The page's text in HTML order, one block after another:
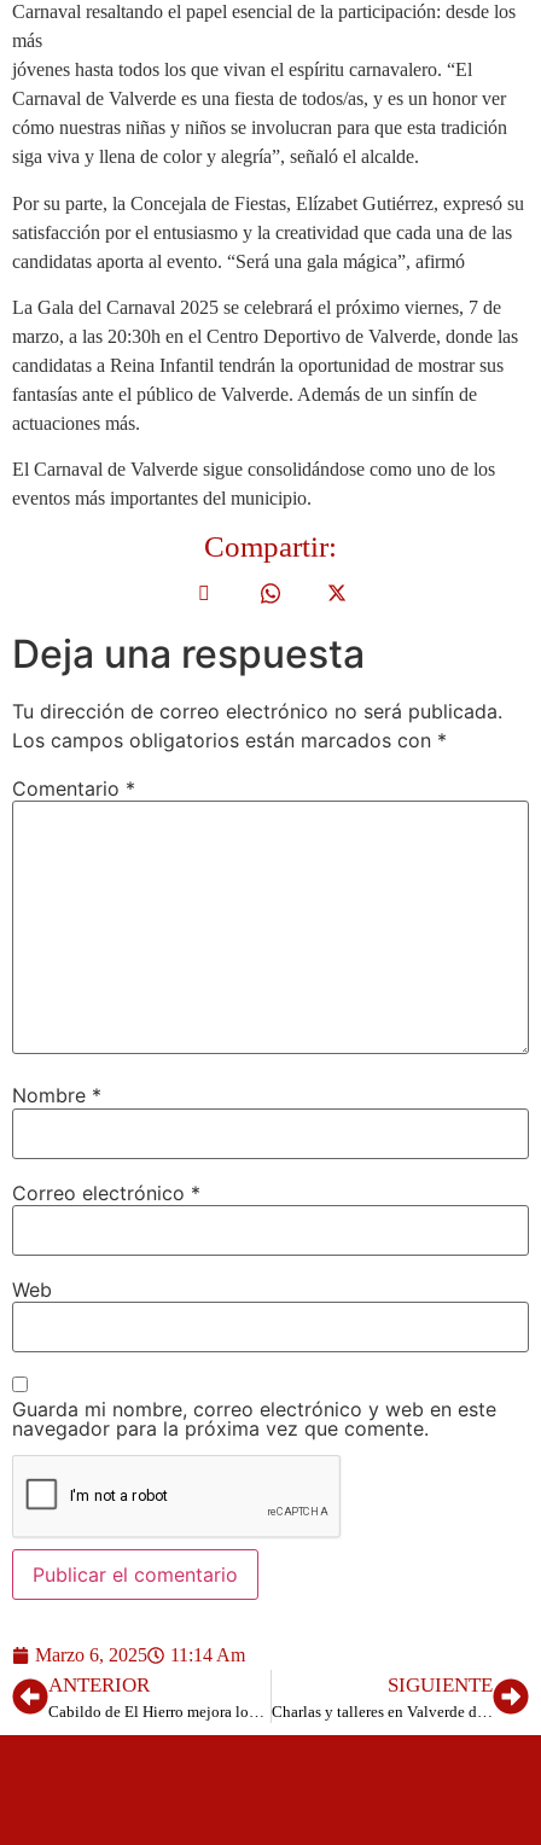
Carnaval resaltando el papel esencial de la participación: desde los
más
jóvenes hasta todos los que vivan el espíritu carnavalero. “El
Carnaval de Valverde es una fiesta de todos/as, y es un honor ver
cómo nuestras niñas y niños se involucran para que esta tradición
siga viva y llena de color y alegría”, señaló el alcalde.
Por su parte, la Concejala de Fiestas, Elízabet Gutiérrez, expresó su
satisfacción por el entusiasmo y la creatividad que cada una de las
candidatas aporta al evento. “Será una gala mágica”, afirmó
La Gala del Carnaval 2025 se celebrará el próximo viernes, 7 de
marzo, a las 20:30h en el Centro Deportivo de Valverde, donde las
candidatas a Reina Infantil tendrán la oportunidad de mostrar sus
fantasías ante el público de Valverde. Además de un sinfín de
actuaciones más.
El Carnaval de Valverde sigue consolidándose como uno de los
eventos más importantes del municipio.
Compartir:
Deja una respuesta
Tu dirección de correo electrónico no será publicada.
Los campos obligatorios están marcados con *
Comentario *
Nombre *
Correo electrónico *
Web
Guarda mi nombre, correo electrónico y web en este
navegador para la próxima vez que comente.
Marzo 6, 2025 11:14 Am
ANTERIOR
Cabildo de El Hierro mejora los horarios de guaguas para facilitar la movilidad de residentes y visitantes
SIGUIENTE
Charlas y talleres en Valverde diseñadas para dar respuesta a las inquietudes de las familias